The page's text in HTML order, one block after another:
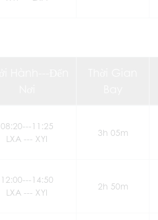
08:20---11:25
LXA --- XYI
3h 05m
12:00---14:50
LXA --- XYI
2h 50m